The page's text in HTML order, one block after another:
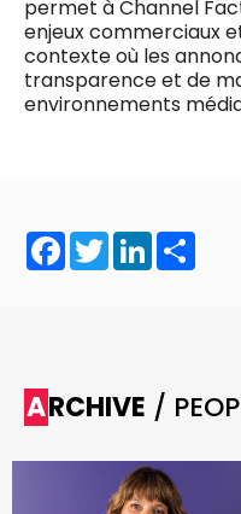
permet à Channel
enjeux commerciaux
contexte où les
transparence et de
environnements
Facebook
TwitterLinkedIn
ARCHIVE /